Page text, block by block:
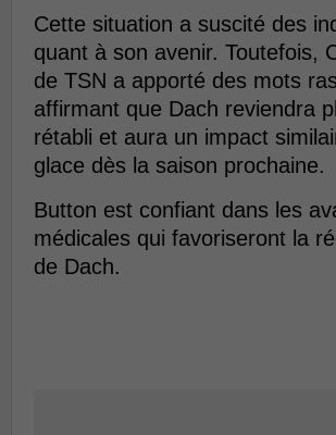
Cette situation a suscité des
quant à son avenir. Toutefois,
de TSN a apporté des mots
affirmant que Dach reviendra
rétabli et aura un impact
glace dès la saison prochaine.
Button est confiant dans les
médicales qui favoriseront la
de Dach.